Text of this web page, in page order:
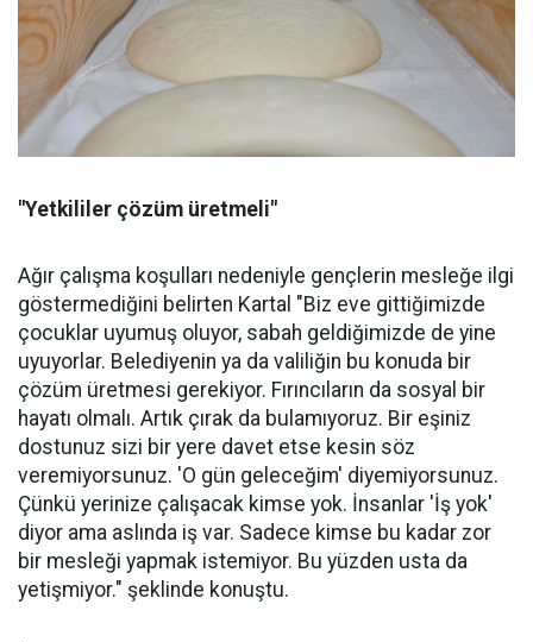
"Yetkililer çözüm üretmeli"
Ağır çalışma koşulları nedeniyle gençlerin mesleğe ilgi
göstermediğini belirten Kartal "Biz eve gittiğimizde
çocuklar uyumuş oluyor, sabah geldiğimizde de yine
uyuyorlar. Belediyenin ya da valiliğin bu konuda bir
çözüm üretmesi gerekiyor. Fırıncıların da sosyal bir
hayatı olmalı. Artık çırak da bulamıyoruz. Bir eşiniz
dostunuz sizi bir yere davet etse kesin söz
veremiyorsunuz. 'O gün geleceğim' diyemiyorsunuz.
Çünkü yerinize çalışacak kimse yok. İnsanlar 'İş yok'
diyor ama aslında iş var. Sadece kimse bu kadar zor
bir mesleği yapmak istemiyor. Bu yüzden usta da
yetişmiyor." şeklinde konuştu.